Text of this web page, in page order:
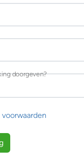
doorgeven?
voorwaarden